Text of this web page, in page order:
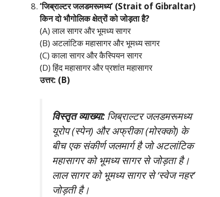
‘जिब्राल्टर जलडमरूमध्य’ (Strait of Gibraltar)
किन दो भौगोलिक क्षेत्रों को जोड़ता है?
(A) लाल सागर और भूमध्य सागर
(B) अटलांटिक महासागर और भूमध्य सागर
(C) काला सागर और कैस्पियन सागर
(D) हिंद महासागर और प्रशांत महासागर
उत्तर: (B)
विस्तृत व्याख्या:जिब्राल्टर जलडमरूमध्य
यूरोप (स्पेन) और अफ्रीका (मोरक्को) के
बीच एक संकीर्ण जलमार्ग है जो अटलांटिक
महासागर को भूमध्य सागर से जोड़ता है।
लाल सागर को भूमध्य सागर से ‘स्वेज नहर’
जोड़ती है।